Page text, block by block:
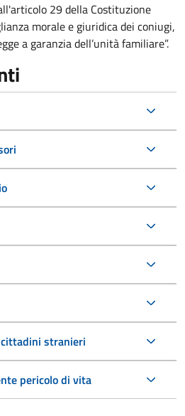
29 della Costituzione
morale e giuridica dei coniugi,
a garanzia dell’unità familiare”.
stranieri
pericolo di vita